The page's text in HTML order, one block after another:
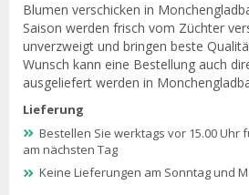
Blumen verschicken in
Saison werden frisch vom Züchter
unverzweigt und bringen beste
Wunsch kann eine Bestellung auch
ausgeliefert werden in
Lieferung
Bestellen Sie werktags vor 15.00
am nächsten Tag
Keine Lieferungen am Sonntag und